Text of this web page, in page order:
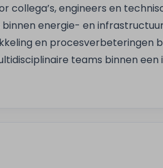
collega’s, engineers en
binnen energie- en
en procesverbeteringen
teams binnen